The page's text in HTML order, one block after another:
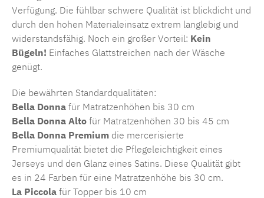
Verfügung. Die fühlbar schwere Qualität ist blickdicht und
durch den hohen Materialeinsatz extrem langlebig und
widerstandsfähig. Noch ein großer Vorteil: Kein
Bügeln! Einfaches Glattstreichen nach der Wäsche
genügt.
Die bewährten Standardqualitäten:
Bella Donna für Matratzenhöhen bis 30 cm
Bella Donna Alto für Matratzenhöhen 30 bis 45 cm
Bella Donna Premium die mercerisierte
Premiumqualität bietet die Pflegeleichtigkeit eines
Jerseys und den Glanz eines Satins. Diese Qualität gibt
es in 24 Farben für eine Matratzenhöhe bis 30 cm.
La Piccola für Topper bis 10 cm